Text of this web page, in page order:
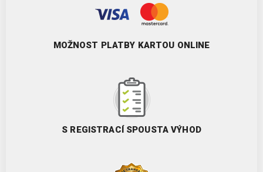
MOŽNOST PLATBY KARTOU ONLINE
S REGISTRACÍ SPOUSTA VÝHOD